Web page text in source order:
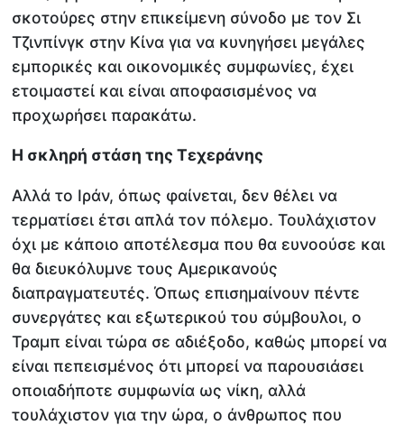
σκοτούρες στην επικείμενη σύνοδο με τον Σι
Τζινπίνγκ στην Κίνα για να κυνηγήσει μεγάλες
εμπορικές και οικονομικές συμφωνίες, έχει
ετοιμαστεί και είναι αποφασισμένος να
προχωρήσει παρακάτω.
Η σκληρή στάση της Τεχεράνης
Αλλά το Ιράν, όπως φαίνεται, δεν θέλει να
τερματίσει έτσι απλά τον πόλεμο. Τουλάχιστον
όχι με κάποιο αποτέλεσμα που θα ευνοούσε και
θα διευκόλυμνε τους Αμερικανούς
διαπραγματευτές. Όπως επισημαίνουν πέντε
συνεργάτες και εξωτερικού του σύμβουλοι, ο
Τραμπ είναι τώρα σε αδιέξοδο, καθώς μπορεί να
είναι πεπεισμένος ότι μπορεί να παρουσιάσει
οποιαδήποτε συμφωνία ως νίκη, αλλά
τουλάχιστον για την ώρα, ο άνθρωπος που